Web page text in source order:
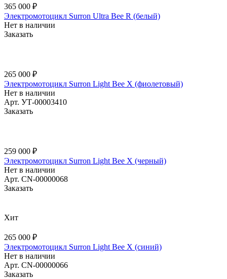
365 000 ₽
Электромотоцикл Surron Ultra Bee R (белый)
Нет в наличии
Заказать
265 000 ₽
Электромотоцикл Surron Light Bee X (фиолетовый)
Нет в наличии
Арт. УТ-00003410
Заказать
259 000 ₽
Электромотоцикл Surron Light Bee X (черный)
Нет в наличии
Арт. CN-00000068
Заказать
Хит
265 000 ₽
Электромотоцикл Surron Light Bee X (синий)
Нет в наличии
Арт. CN-00000066
Заказать